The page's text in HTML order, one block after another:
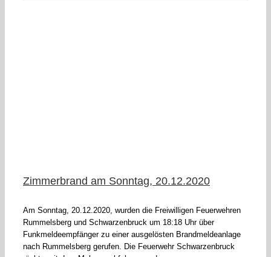
Zimmerbrand am Sonntag, 20.12.2020
Am Sonntag, 20.12.2020, wurden die Freiwilligen Feuerwehren
Rummelsberg und Schwarzenbruck um 18:18 Uhr über
Funkmeldeempfänger zu einer ausgelösten Brandmeldeanlage
nach Rummelsberg gerufen. Die Feuerwehr Schwarzenbruck